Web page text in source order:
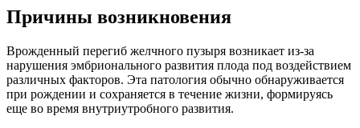
Причины возникновения
Врожденный перегиб желчного пузыря возникает из-за
нарушения эмбрионального развития плода под воздействием
различных факторов. Эта патология обычно обнаруживается
при рождении и сохраняется в течение жизни, формируясь
еще во время внутриутробного развития.